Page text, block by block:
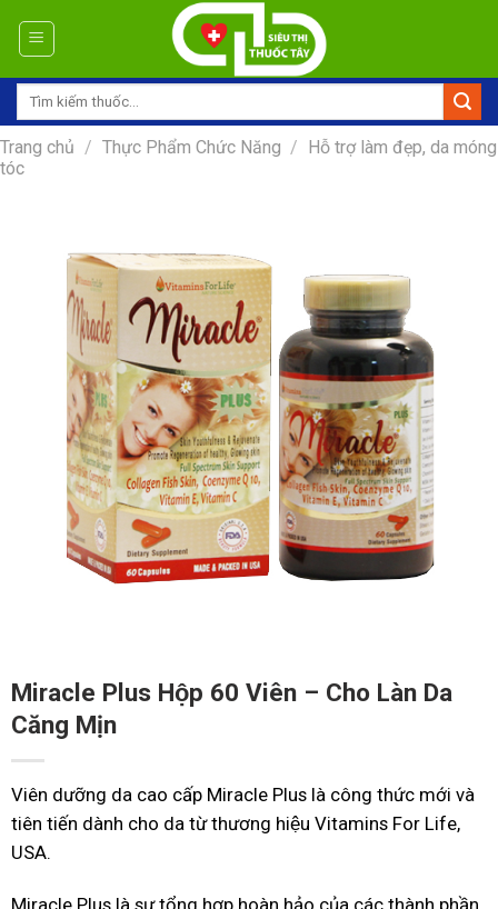
Tìm
Trang chủ / Thực Phẩm Chức Năng / Hỗ trợ làm đẹp, da móng
tóc
Miracle Plus Hộp 60 Viên – Cho Làn Da
Căng Mịn
Viên dưỡng da cao cấp Miracle Plus là công thức mới và
tiên tiến dành cho da từ thương hiệu Vitamins For Life,
USA.
Miracle Plus là sự tổng hợp hoàn hảo của các thành phần